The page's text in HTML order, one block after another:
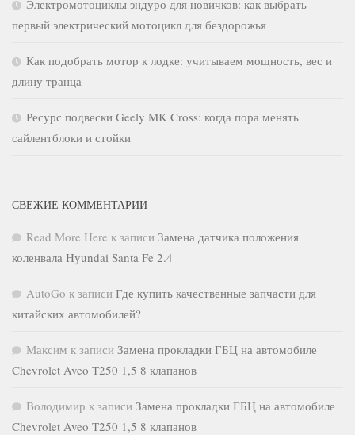
Электромотоциклы эндуро для новичков: как выбрать
первый электрический мотоцикл для бездорожья
Как подобрать мотор к лодке: учитываем мощность, вес и
длину транца
Ресурс подвески Geely MK Cross: когда пора менять
сайлентблоки и стойки
СВЕЖИЕ КОММЕНТАРИИ
Read More Here к записи Замена датчика положения
коленвала Hyundai Santa Fe 2.4
AutoGo к записи Где купить качественные запчасти для
китайских автомобилей?
Максим к записи Замена прокладки ГБЦ на автомобиле
Chevrolet Aveo Т250 1,5 8 клапанов
Володимир к записи Замена прокладки ГБЦ на автомобиле
Chevrolet Aveo Т250 1,5 8 клапанов